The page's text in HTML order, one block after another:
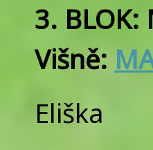
3. BLOK:
Višně:
Eliška